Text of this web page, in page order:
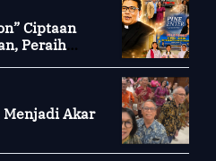
Ciptaan
Peraih
Menjadi Akar